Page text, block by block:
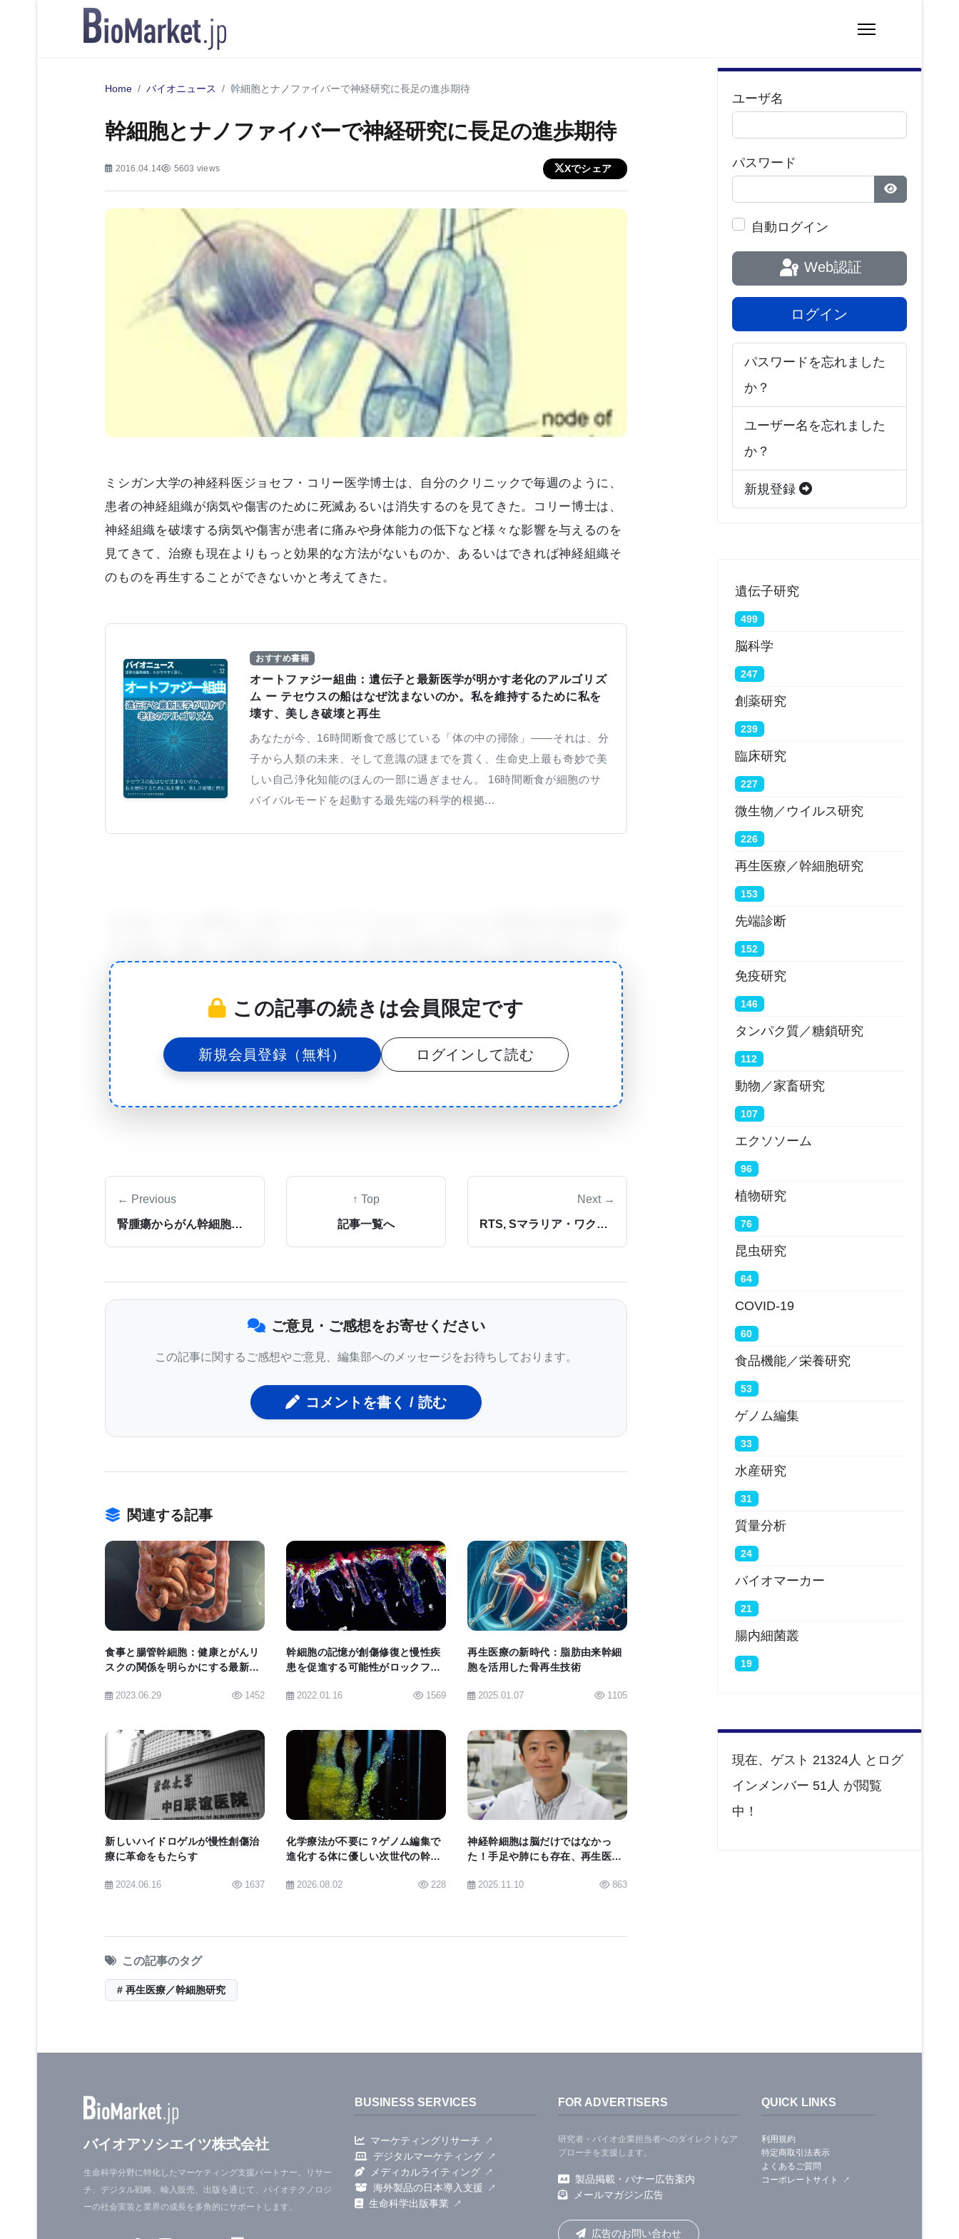
Home バイオニュース 幹細胞とナノファイバーで神経研究に長足の進歩期待
幹細胞とナノファイバーで神経研究に長足の進歩期待
2016.04.14 5603 views Xでシェア
ミシガン大学の神経科医ジョセフ・コリー医学博士は、自分のクリニックで毎週のように、
患者の神経組織が病気や傷害のために死滅あるいは消失するのを見てきた。コリー博士は、
神経組織を破壊する病気や傷害が患者に痛みや身体能力の低下など様々な影響を与えるのを
見てきて、治療も現在よりもっと効果的な方法がないものか、あるいはできれば神経組織そ
のものを再生することができないかと考えてきた。
おすすめ書籍
オートファジー組曲：遺伝子と最新医学が明かす老化のアルゴリズ
ム ー テセウスの船はなぜ沈まないのか。私を維持するために私を
壊す、美しき破壊と再生
あなたが今、16時間断食で感じている「体の中の掃除」——それは、分
子から人類の未来、そして意識の謎までを貫く、生命史上最も奇妙で美
しい自己浄化知能のほんの一部に過ぎません。 16時間断食が細胞のサ
バイバルモードを起動する最先端の科学的根拠...
最近発表されたいくつかの研究論文で、コリー博士と、ミシガン大学医学部、VAAAHS、カ
リフォルニア大学サンフランシスコ・キャンパス(UCSF)の研究同僚は、特殊なポリマー・
ナノファイバー技術の開発に成功し、神経組織形成の仕組み、なぜ傷を受けた神経が再接合
しないのか、神経組織の損傷を防いだり、損傷の進行を遅らせることはできないかという問
題を研究してきたと述べている。
作ることができた。そればかりか、より大きな神経線維を損傷から守る保護皮膜形成、つま
り髄鞘形成と言われるプロセスも再現することができたと述べている。さらには、人体の中
で起きているのとまったく同じように、ミエリンと呼ばれる保護物質が同心円状に何層にも
形成することも確認した。
コリー博士のチームは、協力者のUCSFのジョナ・チャン博士のラボ・チームと共同で2012
年7月15日付のNature Methodsオンライン版に研究成果を発表している。この研究では、ニ
能などすべての身体機能を司る電気信号を効果的に伝えることができない。しかし、希突起
膠細胞は、多発性硬化症のような疾病の影響を受けやすいタイプの細胞で、身体機能を衰弱
させる多発性硬化症はミエリンの消失が特徴になっている。
促すのに最適な太さも突き止めており、神経によって髄鞘形成するものとしないものがある
を創り出したわけではないが、研究者は、その研究を足がかりにして、神経研究を進め、ま
た治療法の効果を試験する新しい手段が生まれることを確信している。
コリー博士は、ミシガン大学医学部で神経学とバイオメディカル・エンジニアリングの准教
授を務める他、VA老人医学教育臨床センターの研究員でもあり、このナノファイバーを使っ
た研究についても、その成否はファイバーが十分に細いことが重要だとして、「ニューロン
とほぼ同じ長さ、同じ太さであれば、神経細胞はファイバーを受け入れ、細胞の形や位置も
ズだということだ」と語っている。研究チームは、ナノファイバーの材質としてごくありふ
れたプラスチックのポリスチレンを用い、エレクトロスピニングと呼ばれる製法でファイバ
ーを作っている。
最近、研究チームは、Materials Science and Engineering Cに掲載された論文で、「生分解
性ポリマーのポリ-L-ラクチドで造ったファイバーをニューロンに似せて最適な形状に加工
し、新しい神経細胞を再生させる新しいテクニックを考え出した」と発表している。研究チ
ことになる仕組みを明らかにするために研究を続けている。コリー博士は、「多発性硬化症
の対策としては、神経系の髄鞘再形成を促さなければならない。しかし、一方で、外傷によ
って損傷を受けた神経については再生を促さなければならない」と語っている。
ラボ・チーム・メンバーでミシガン大学卒業のサミュエル J. タック博士、ミシガン大学バ
ッドモンド、イ・ソンウック、シンシア・メロン、S.Y. クリスティン・チョンの各博士、ミ
シガン大学バイオメディカル・エンジニアリングのチャン・チーフェン博士もそれぞれ研究
チームを率いている。
末梢神経は中心にニューロンがあり、その周辺をシュワン細胞と呼ばれる細胞が包んでい
る。この末梢神経もナノファイバー・テクニックを用いて研究することができる。また、神
この記事の続きは会員限定です
新規会員登録（無料） ログインして読む
← Previous
腎腫瘍からがん幹細胞を分離
↑ Top
記事一覧へ
Next →
RTS, Sマラリア・ワクチン候補、アフリカの乳幼児の臨床試験で発症率を3分の1下げる
ご意見・ご感想をお寄せください
この記事に関するご感想やご意見、編集部へのメッセージをお待ちしております。
コメントを書く / 読む
関連する記事
BIOMARKET JP
食事と腸管幹細胞：健康とがんリ
スクの関係を明らかにする最新研
2023.06.29 1452
BIOMARKET JP
幹細胞の記憶が創傷修復と慢性疾
患を促進する可能性がロックフェ
2022.01.16 1569
BIOMARKET JP
再生医療の新時代：脂肪由来幹細
胞を活用した骨再生技術
2025.01.07 1105
BIOMARKET JP
新しいハイドロゲルが慢性創傷治
療に革命をもたらす
2024.06.16 1637
BIOMARKET JP
化学療法が不要に？ゲノム編集で
進化する体に優しい次世代の幹細
2026.08.02 228
BIOMARKET JP
神経幹細胞は脳だけではなかっ
た！手足や肺にも存在、再生医療
2025.11.10 863
この記事のタグ
# 再生医療／幹細胞研究
ユーザ名
パスワード
パスワード
自動ログイン
Web認証
ログイン
パスワードを忘れました
か？
ユーザー名を忘れました
か？
新規登録
遺伝子研究
499
脳科学
247
創薬研究
239
臨床研究
227
微生物／ウイルス研究
226
再生医療／幹細胞研究
153
先端診断
152
免疫研究
146
タンパク質／糖鎖研究
112
動物／家畜研究
107
エクソソーム
96
植物研究
76
昆虫研究
64
COVID-19
60
食品機能／栄養研究
53
ゲノム編集
33
水産研究
31
質量分析
24
バイオマーカー
21
腸内細菌叢
19
現在、ゲスト 21324人 とログ
インメンバー 51人 が閲覧
中！
バイオアソシエイツ株式会社
生命科学分野に特化したマーケティング支援パートナー。リサー
チ、デジタル戦略、輸入販売、出版を通じて、バイオテクノロジ
ーの社会実装と業界の成長を多角的にサポートします。
BUSINESS SERVICES
マーケティングリサーチ
デジタルマーケティング
メディカルライティング
海外製品の日本導入支援
生命科学出版事業
FOR ADVERTISERS
研究者・バイオ企業担当者へのダイレクトなア
プローチを支援します。
製品掲載・バナー広告案内
メールマガジン広告
広告のお問い合わせ
QUICK LINKS
利用規約
特定商取引法表示
よくあるご質問
コーポレートサイト